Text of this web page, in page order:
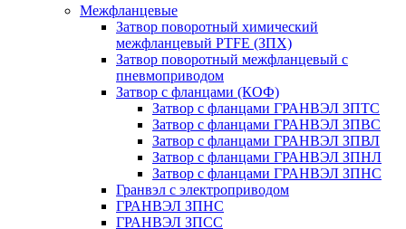
Межфланцевые
Затвор поворотный химический
межфланцевый PTFE (ЗПХ)
Затвор поворотный межфланцевый с
пневмоприводом
Затвор с фланцами (КОФ)
Затвор с фланцами ГРАНВЭЛ ЗПТС
Затвор с фланцами ГРАНВЭЛ ЗПВС
Затвор с фланцами ГРАНВЭЛ ЗПВЛ
Затвор с фланцами ГРАНВЭЛ ЗПНЛ
Затвор с фланцами ГРАНВЭЛ ЗПНС
Гранвэл с электроприводом
ГРАНВЭЛ ЗПНС
ГРАНВЭЛ ЗПСС